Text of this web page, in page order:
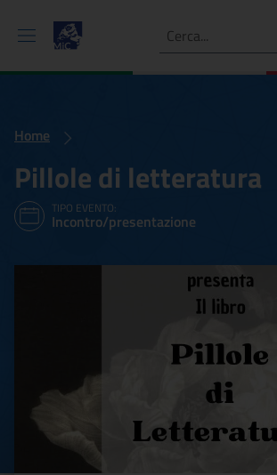
Ricerca
Home
Pillole di letteratura
TIPO EVENTO:
Incontro/presentazione
Pillole di letteratura